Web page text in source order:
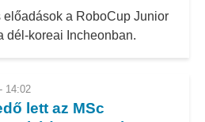
a RoboCup Junior
dél-koreai Incheonban.
14:02
lett az MSc